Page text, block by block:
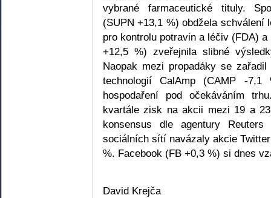
vybrané farmaceutické tituly.
(SUPN +13,1 %) obdžela schválení
pro kontrolu potravin a léčiv (FDA)
+12,5 %) zveřejnila slibné
Naopak mezi propadáky se
technologií CalAmp (CAMP -
hospodaření pod očekáváním
kvartále zisk na akcii mezi 19 a
konsensus dle agentury
sociálních sítí navázaly akcie
%. Facebook (FB +0,3 %) si dnes
David Krejča